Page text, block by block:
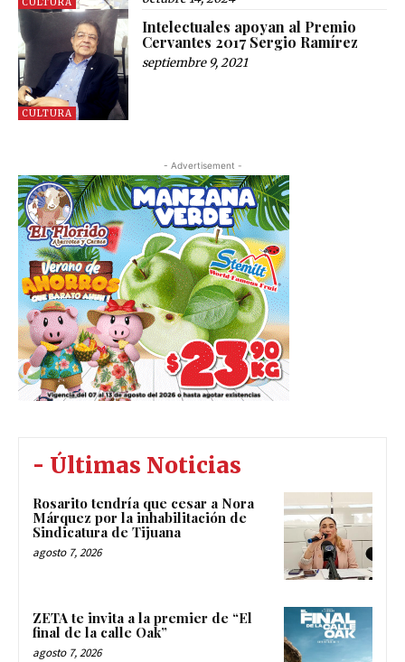
CULTURA
CULTURA
Intelectuales apoyan al Premio
Cervantes 2017 Sergio Ramírez
septiembre 9, 2021
- Advertisement -
- Últimas Noticias
Rosarito tendría que cesar a Nora
Márquez por la inhabilitación de
Sindicatura de Tijuana
agosto 7, 2026
ZETA te invita a la premier de “El
final de la calle Oak”
agosto 7, 2026